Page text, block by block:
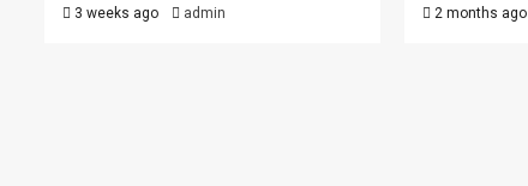
3 weeks ago admin 2 months ago